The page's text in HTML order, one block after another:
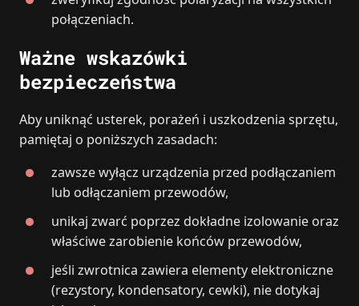
połączeniach.
Ważne wskazówki
bezpieczeństwa
Aby uniknąć usterek, porażeń i uszkodzenia sprzętu,
pamiętaj o poniższych zasadach:
zawsze wyłącz urządzenia przed podłączaniem
lub odłączaniem przewodów,
unikaj zwarć poprzez dokładne izolowanie oraz
właściwe zarobienie końców przewodów,
jeśli zwrotnica zawiera elementy elektroniczne
(rezystory, kondensatory, cewki), nie dotykaj